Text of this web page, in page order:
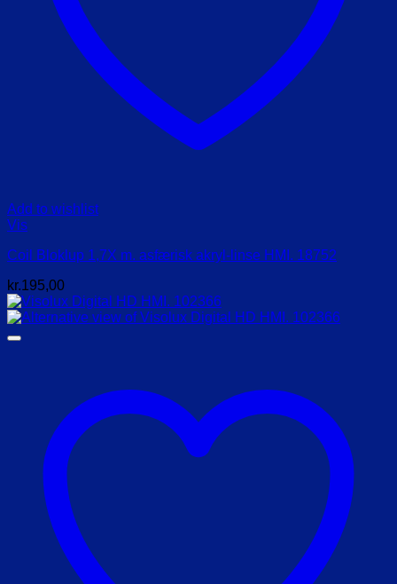
Add to wishlist
Vis
Coil Bloklup 1,7X m. asfærisk akryl-linse HMI. 18752
kr.195,00